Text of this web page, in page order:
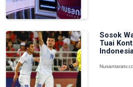
Sosok
Tuai